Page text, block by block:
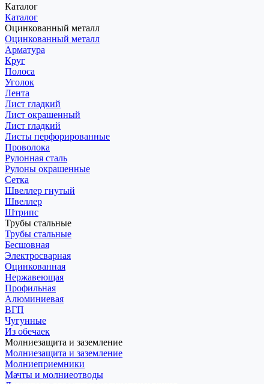
Каталог
Каталог
Оцинкованный металл
Оцинкованный металл
Арматура
Круг
Полоса
Уголок
Лента
Лист гладкий
Лист окрашенный
Лист гладкий
Листы перфорированные
Проволока
Рулонная сталь
Рулоны окрашенные
Сетка
Швеллер гнутый
Швеллер
Штрипс
Трубы стальные
Трубы стальные
Бесшовная
Электросварная
Оцинкованная
Нержавеющая
Профильная
Алюминиевая
ВГП
Чугунные
Из обечаек
Молниезащита и заземление
Молниезащита и заземление
Молниеприемники
Мачты и молниеотводы